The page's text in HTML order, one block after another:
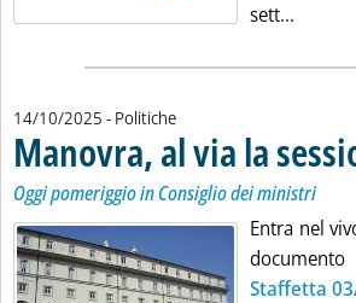
sett...
14/10/2025 - Politiche
Manovra, al via la
Oggi pomeriggio in Consiglio dei ministri
Entra nel
Staffetta